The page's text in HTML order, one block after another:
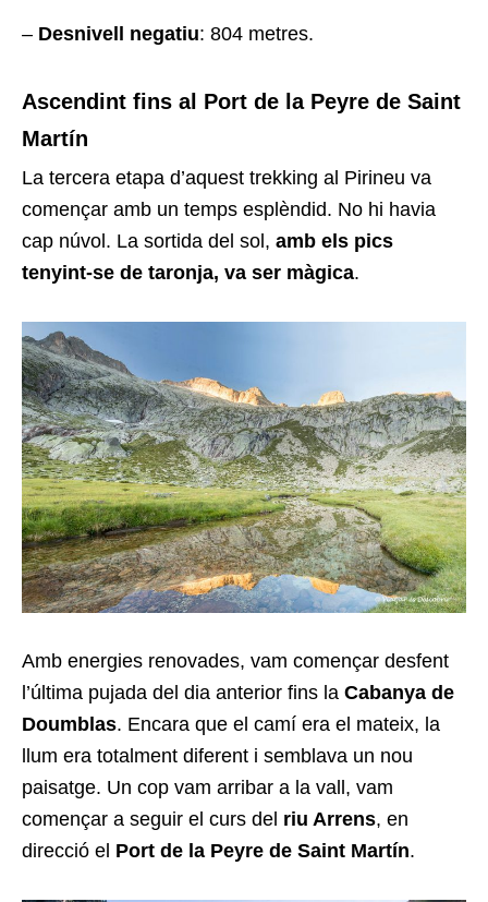
– Desnivell negatiu: 804 metres.
Ascendint fins al Port de la Peyre de Saint
Martín
La tercera etapa d’aquest trekking al Pirineu va
començar amb un temps esplèndid. No hi havia
cap núvol. La sortida del sol, amb els pics
tenyint-se de taronja, va ser màgica.
Amb energies renovades, vam començar desfent
l’última pujada del dia anterior fins la Cabanya de
Doumblas. Encara que el camí era el mateix, la
llum era totalment diferent i semblava un nou
paisatge. Un cop vam arribar a la vall, vam
començar a seguir el curs del riu Arrens, en
direcció el Port de la Peyre de Saint Martín.